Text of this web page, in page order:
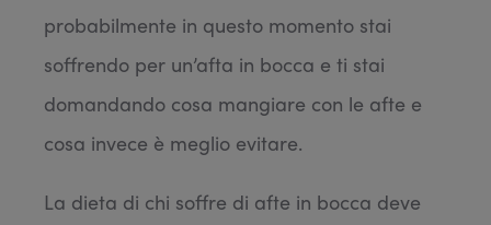
probabilmente in questo momento stai
soffrendo per un’afta in bocca e ti stai
domandando cosa mangiare con le afte e
cosa invece è meglio evitare.
La dieta di chi soffre di afte in bocca deve